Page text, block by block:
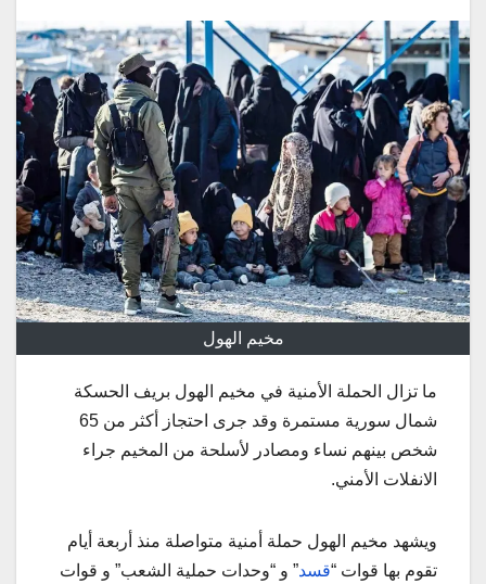
مخيم الهول
ما تزال الحملة الأمنية في مخيم الهول بريف الحسكة
شمال سورية مستمرة وقد جرى احتجاز أكثر من 65
شخص بينهم نساء ومصادر لأسلحة من المخيم جراء
الانفلات الأمني.
ويشهد مخيم الهول حملة أمنية متواصلة منذ أربعة أيام
تقوم بها قوات “قسد” و “وحدات حملية الشعب” و قوات